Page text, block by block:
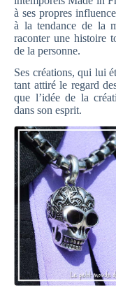
à ses propres
à la tendance de la
raconter une histoire
de la personne.
Ses créations, qui lui
tant attiré le regard
que l’idée de la
dans son esprit.